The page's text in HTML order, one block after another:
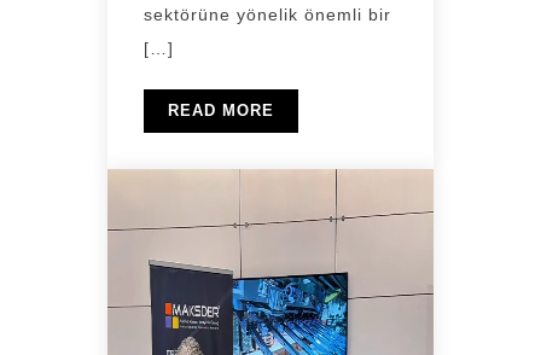
sektörüne yönelik önemli bir
[…]
READ MORE